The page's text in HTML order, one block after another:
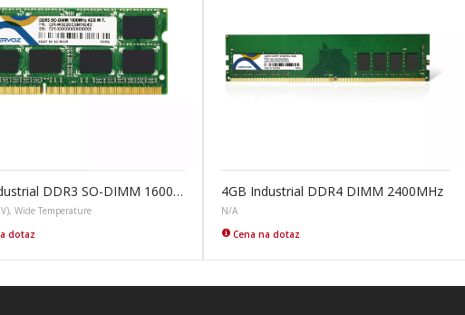
4GB Industrial DDR3 SO-DIMM 1600MHz
Wide Temperature
dotaz
4GB Industrial DDR4 DIMM 2400MHz
N/A
Cena na dotaz